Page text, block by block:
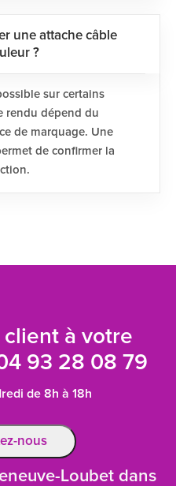
une attache câble
?
sur certains
rendu dépend du
de marquage. Une
de confirmer la
client à votre
93 28 08 79
de 8h à 18h
nous
Loubet dans